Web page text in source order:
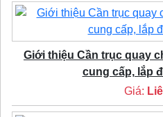
Giới thiệu Cần trục quay
cung cấp, lắp
Giá: